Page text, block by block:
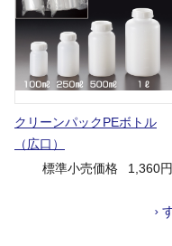
クリーンパックPEボトル
（広口）
標準小売価格
1,360円